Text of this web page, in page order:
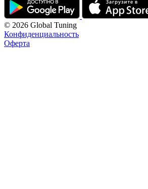
© 2026 Global Tuning
Конфиденциальность
Оферта